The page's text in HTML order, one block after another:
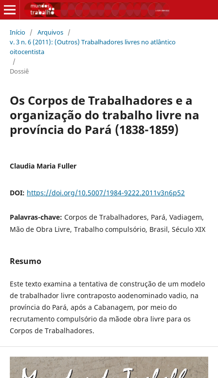
Início / Arquivos /
v. 3 n. 6 (2011): (Outros) Trabalhadores livres no atlântico
oitocentista
/
Dossiê
Os Corpos de Trabalhadores e a
organização do trabalho livre na
província do Pará (1838-1859)
Claudia Maria Fuller
DOI: https://doi.org/10.5007/1984-9222.2011v3n6p52
Palavras-chave: Corpos de Trabalhadores, Pará, Vadiagem,
Mão de Obra Livre, Trabalho compulsório, Brasil, Século XIX
Resumo
Este texto examina a tentativa de construção de um modelo
de trabalhador livre contraposto aodenominado vadio, na
província do Pará, após a Cabanagem, por meio do
recrutamento compulsório da mãode obra livre para os
Corpos de Trabalhadores.